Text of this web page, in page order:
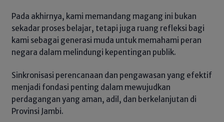
Pada akhirnya, kami memandang magang ini bukan
sekadar proses belajar, tetapi juga ruang refleksi bagi
kami sebagai generasi muda untuk memahami peran
negara dalam melindungi kepentingan publik.
Sinkronisasi perencanaan dan pengawasan yang efektif
menjadi fondasi penting dalam mewujudkan
perdagangan yang aman, adil, dan berkelanjutan di
Provinsi Jambi.